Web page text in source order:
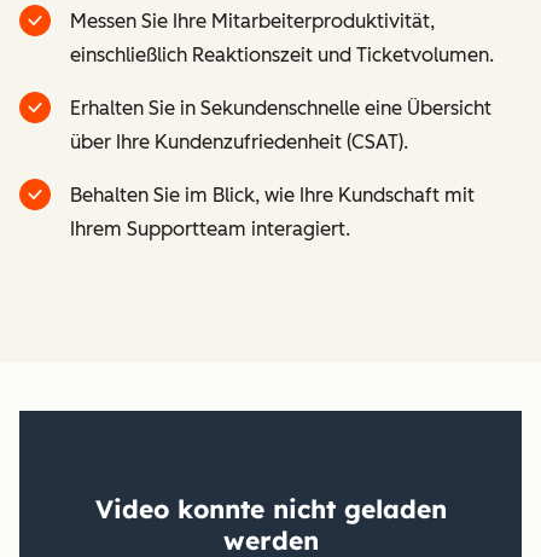
Messen Sie Ihre Mitarbeiterproduktivität,
einschließlich Reaktionszeit und Ticketvolumen.
Erhalten Sie in Sekundenschnelle eine Übersicht
über Ihre Kundenzufriedenheit (CSAT).
Behalten Sie im Blick, wie Ihre Kundschaft mit
Ihrem Supportteam interagiert.